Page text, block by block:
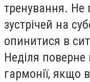
тренування. Не
зустрiчей на
опинитися в
Недiля поверне
гармонiї, якщо